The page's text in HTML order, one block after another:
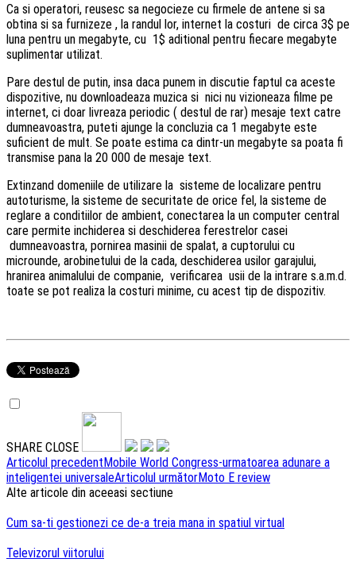
Ca si operatori, reusesc sa negocieze cu firmele de antene si sa
obtina si sa furnizeze , la randul lor, internet la costuri de circa 3$ pe
luna pentru un megabyte, cu 1$ aditional pentru fiecare megabyte
suplimentar utilizat.
Pare destul de putin, insa daca punem in discutie faptul ca aceste
dispozitive, nu downloadeaza muzica si nici nu vizioneaza filme pe
internet, ci doar livreaza periodic ( destul de rar) mesaje text catre
dumneavoastra, puteti ajunge la concluzia ca 1 megabyte este
suficient de mult. Se poate estima ca dintr-un megabyte sa poata fi
transmise pana la 20 000 de mesaje text.
Extinzand domeniile de utilizare la sisteme de localizare pentru
autoturisme, la sisteme de securitate de orice fel, la sisteme de
reglare a conditiilor de ambient, conectarea la un computer central
care permite inchiderea si deschiderea ferestrelor casei
dumneavoastra, pornirea masinii de spalat, a cuptorului cu
microunde, arobinetului de la cada, deschiderea usilor garajului,
hranirea animalului de companie, verificarea usii de la intrare s.a.m.d.
toate se pot realiza la costuri minime, cu acest tip de dispozitiv.
SHARE CLOSE
Navigare
articole
Articolul precedentMobile World Congress-urmatoarea adunare a
inteligentei universaleArticolul următorMoto E review
Alte articole din aceeasi sectiune
Cum sa-ti gestionezi ce de-a treia mana in spatiul virtual
Televizorul viitorului